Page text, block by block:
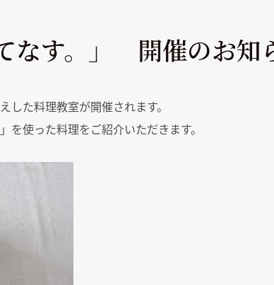
なす。」 開催のお知
した料理教室が開催されます。
を使った料理をご紹介いただきます。